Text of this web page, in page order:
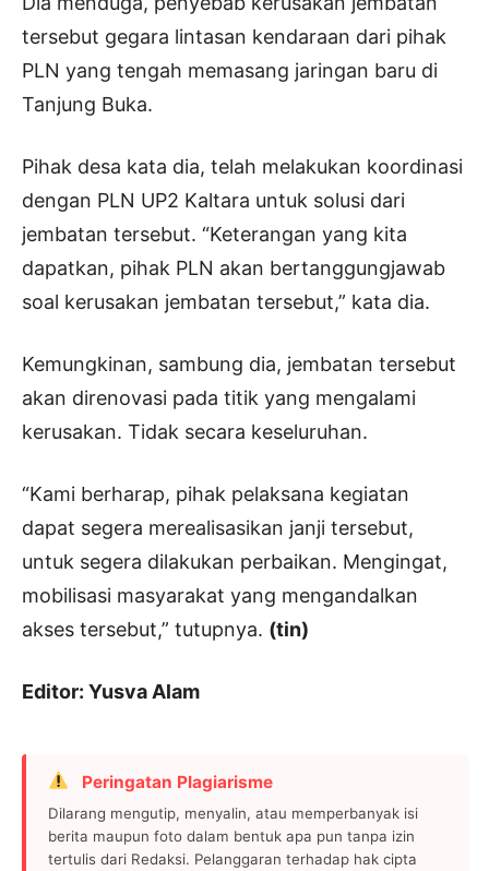
tersebut gegara lintasan kendaraan dari pihak
PLN yang tengah memasang jaringan baru di
Tanjung Buka.
Pihak desa kata dia, telah melakukan koordinasi
dengan PLN UP2 Kaltara untuk solusi dari
jembatan tersebut. “Keterangan yang kita
dapatkan, pihak PLN akan bertanggungjawab
soal kerusakan jembatan tersebut,” kata dia.
Kemungkinan, sambung dia, jembatan tersebut
akan direnovasi pada titik yang mengalami
kerusakan. Tidak secara keseluruhan.
“Kami berharap, pihak pelaksana kegiatan
dapat segera merealisasikan janji tersebut,
untuk segera dilakukan perbaikan. Mengingat,
mobilisasi masyarakat yang mengandalkan
akses tersebut,” tutupnya. (tin)
Editor: Yusva Alam
Peringatan Plagiarisme
Dilarang mengutip, menyalin, atau memperbanyak isi
berita maupun foto dalam bentuk apa pun tanpa izin
tertulis dari Redaksi. Pelanggaran terhadap hak cipta